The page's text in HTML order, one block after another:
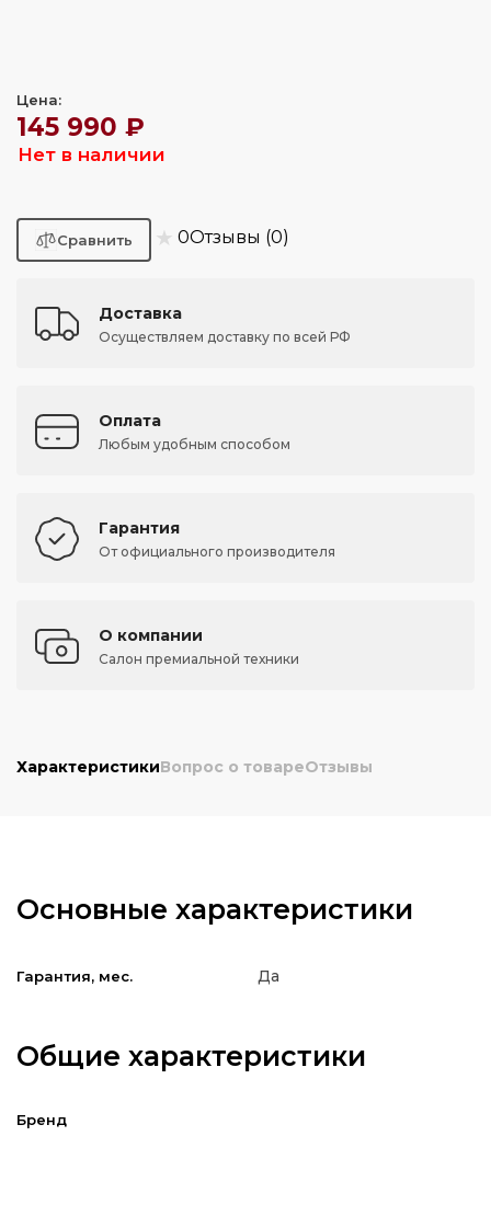
Цена:
145 990 ₽
Нет в наличии
★ 0Отзывы (0)
Доставка
Осуществляем доставку по всей РФ
Оплата
Любым удобным способом
Гарантия
От официального производителя
О компании
Салон премиальной техники
ХарактеристикиВопрос о товареОтзывы
Основные характеристики
Гарантия, мес. Да
Общие характеристики
Бренд